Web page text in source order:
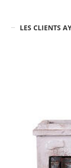
LES CLIENTS